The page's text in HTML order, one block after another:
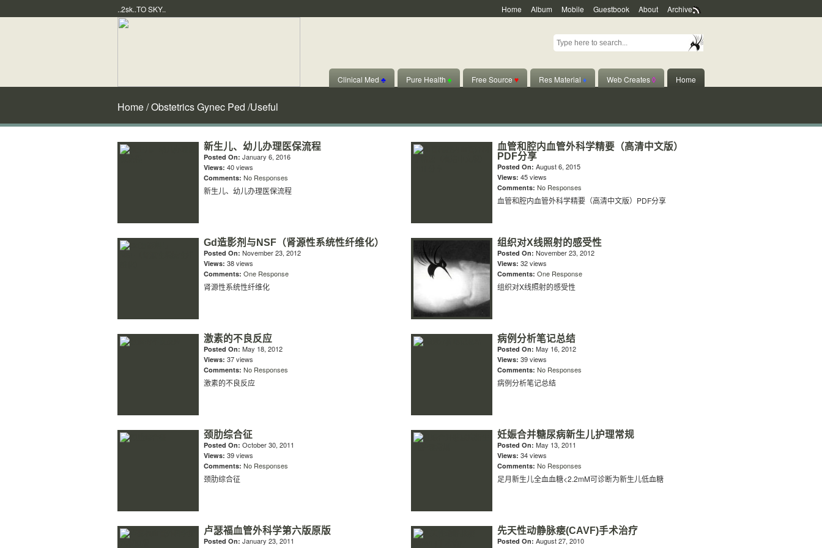
..2sk..TO SKY.. Home Album Mobile Guestbook About Archive
Clinical Med ♣ Pure Health ♠ Free Source ♥ Res Material ♦ Web Creates◊ Home
Home/Obstetrics Gynec Ped /Useful
新生儿、幼儿办理医保流程
Posted On: January 6, 2016
Views: 40 views
Comments: No Responses
新生儿、幼儿办理医保流程
血管和腔内血管外科学精要（高清中文版）
PDF分享
Posted On: August 6, 2015
Views: 45 views
Comments: No Responses
血管和腔内血管外科学精要（高清中文版）PDF分享
Gd造影剂与NSF（肾源性系统性纤维化）
Posted On: November 23, 2012
Views: 38 views
Comments: One Response
肾源性系统性纤维化
组织对X线照射的感受性
Posted On: November 23, 2012
Views: 32 views
Comments: One Response
组织对X线照射的感受性
激素的不良反应
Posted On: May 18, 2012
Views: 37 views
Comments: No Responses
激素的不良反应
病例分析笔记总结
Posted On: May 16, 2012
Views: 39 views
Comments: No Responses
病例分析笔记总结
颈肋综合征
Posted On: October 30, 2011
Views: 39 views
Comments: No Responses
颈肋综合征
妊娠合并糖尿病新生儿护理常规
Posted On: May 13, 2011
Views: 34 views
Comments: No Responses
足月新生儿全血血糖<2.2mM可诊断为新生儿低血糖
卢瑟福血管外科学第六版原版
Posted On: January 23, 2011
先天性动静脉瘘(CAVF)手术治疗
Posted On: August 27, 2010